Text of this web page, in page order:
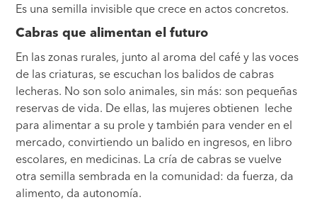
Es una semilla invisible que crece en actos concretos.
Cabras que alimentan el futuro
En las zonas rurales, junto al aroma del café y las voces
de las criaturas, se escuchan los balidos de cabras
lecheras. No son solo animales, sin más: son pequeñas
reservas de vida. De ellas, las mujeres obtienen leche
para alimentar a su prole y también para vender en el
mercado, convirtiendo un balido en ingresos, en libro
escolares, en medicinas. La cría de cabras se vuelve
otra semilla sembrada en la comunidad: da fuerza, da
alimento, da autonomía.